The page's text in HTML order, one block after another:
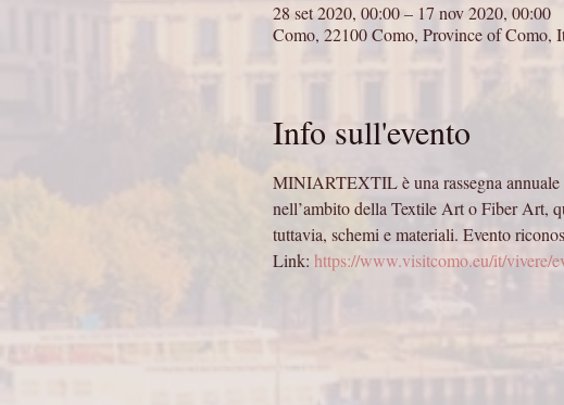
28 set 2020, 00:00 – 17 nov 2020, 00:00
Como, 22100 Como, Province of Como,
Info sull'evento
MINIARTEXTIL è una rassegna annuale
nell’ambito della Textile Art o Fiber Art,
tuttavia, schemi e materiali. Evento
Link: https://www.visitcomo.eu/it/vivere/